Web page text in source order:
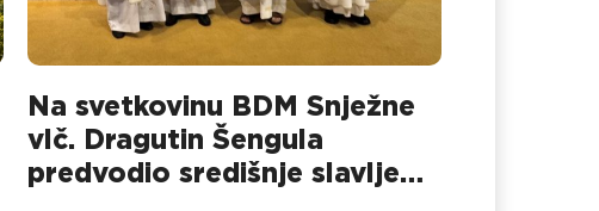
Na svetkovinu BDM Snježne
vlč. Dragutin Šengula
predvodio središnje slavlje